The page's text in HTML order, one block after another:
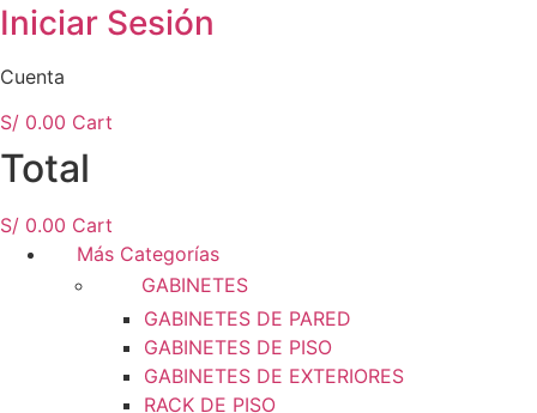
Iniciar Sesión
Cuenta
S/ 0.00 Cart
Total
S/ 0.00 Cart
Más Categorías
GABINETES
GABINETES DE PARED
GABINETES DE PISO
GABINETES DE EXTERIORES
RACK DE PISO